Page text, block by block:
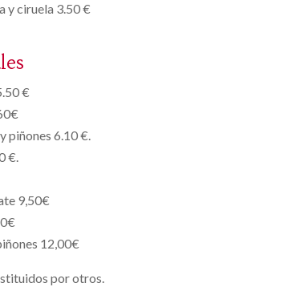
y ciruela 3.50 €
€
piñones 6.10 €.
€.
9,50€
12,00€
por otros.